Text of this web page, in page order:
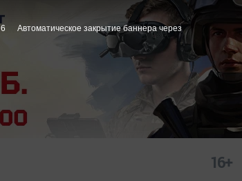
16+
5 Автоматическое закрытие баннера через